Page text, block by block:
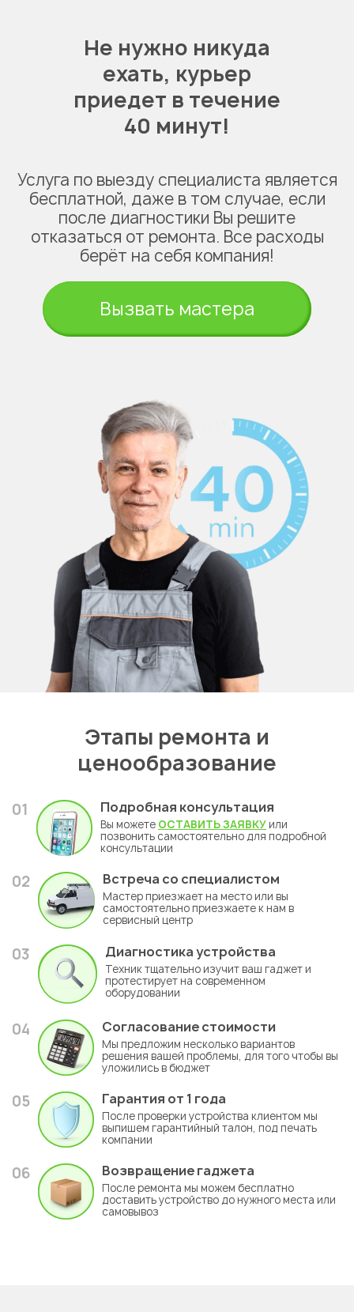
Не нужно никуда
ехать, курьер
приедет в течение
40 минут!
Услуга по выезду специалиста является
бесплатной, даже в том случае, если
после диагностики Вы решите
отказаться от ремонта. Все расходы
берёт на себя компания!
Вызвать мастера
Этапы ремонта и
ценообразование
01 Подробная консультация
Вы можете ОСТАВИТЬ ЗАЯВКУ или
позвонить самостоятельно для подробной
консультации
02 Встреча со специалистом
Мастер приезжает на место или вы
самостоятельно приезжаете к нам в
сервисный центр
03 Диагностика устройства
Техник тщательно изучит ваш гаджет и
протестирует на современном
оборудовании
04 Согласование стоимости
Мы предложим несколько вариантов
решения вашей проблемы, для того чтобы вы
уложились в бюджет
05 Гарантия от 1 года
После проверки устройства клиентом мы
выпишем гарантийный талон, под печать
компании
06 Возвращение гаджета
После ремонта мы можем бесплатно
доставить устройство до нужного места или
самовывоз